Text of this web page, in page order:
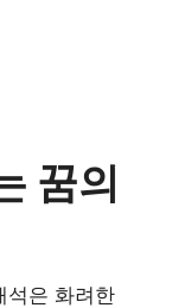
꿈의
석은 화려한